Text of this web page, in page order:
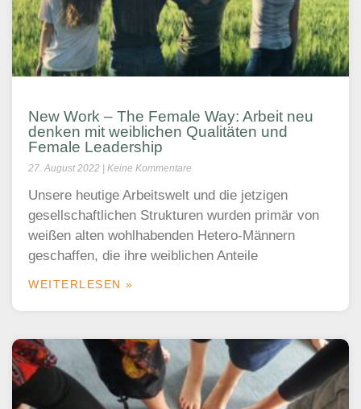
New Work – The Female Way: Arbeit neu
denken mit weiblichen Qualitäten und
Female Leadership
27. August 2022 Keine Kommentare
Unsere heutige Arbeitswelt und die jetzigen
gesellschaftlichen Strukturen wurden primär von
weißen alten wohlhabenden Hetero-Männern
geschaffen, die ihre weiblichen Anteile
WEITERLESEN »